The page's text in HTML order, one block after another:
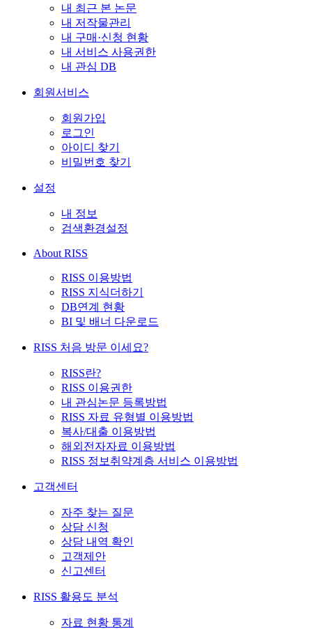
내 최근 본 논문
내 저작물관리
내 구매·신청 현황
내 서비스 사용권한
내 관심 DB
회원서비스
회원가입
로그인
아이디 찾기
비밀번호 찾기
설정
내 정보
검색환경설정
About RISS
RISS 이용방법
RISS 지식더하기
DB연계 현황
BI 및 배너 다운로드
RISS 처음 방문 이세요?
RISS란?
RISS 이용권한
내 관심논문 등록방법
RISS 자료 유형별 이용방법
복사/대출 이용방법
해외전자자료 이용방법
RISS 정보취약계층 서비스 이용방법
고객센터
자주 찾는 질문
상담 신청
상담 내역 확인
고객제안
신고센터
RISS 활용도 분석
자료 현황 통계